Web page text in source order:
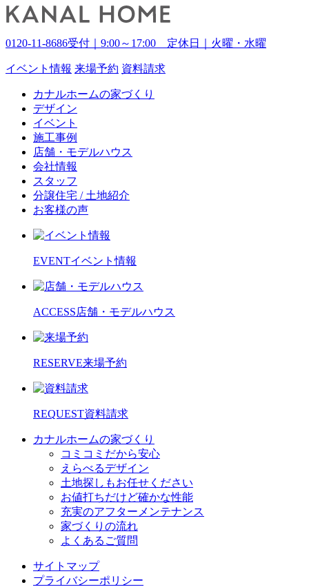
0120-11-8686受付｜9:00～17:00 定休日｜火曜・水曜
イベント情報 来場予約 資料請求
カナルホームの家づくり
デザイン
イベント
施工事例
店舗・モデルハウス
会社情報
スタッフ
分譲住宅 / 土地紹介
お客様の声
EVENTイベント情報
ACCESS店舗・モデルハウス
RESERVE来場予約
REQUEST資料請求
カナルホームの家づくり
コミコミだから安心
えらべるデザイン
土地探しもお任せください
お値打ちだけど確かな性能
充実のアフターメンテナンス
家づくりの流れ
よくあるご質問
サイトマップ
プライバシーポリシー